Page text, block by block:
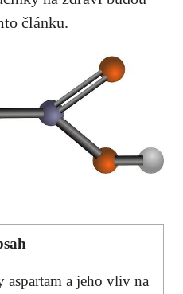
článku.
a jeho vliv na